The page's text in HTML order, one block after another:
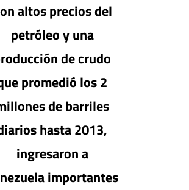
altos precios del
petróleo y una
de crudo
promedió los 2
de barriles
hasta 2013,
ingresaron a
importantes